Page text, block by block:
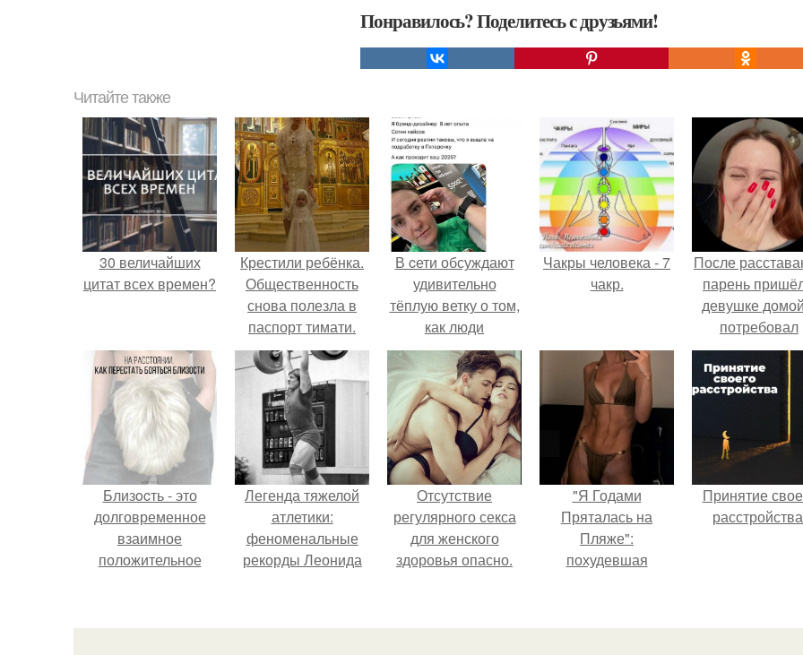
Понравилось? Поделитесь с друзьями!
Читайте также
30 величайших
цитат всех времен?
Крестили ребёнка.
Общественность
снова полезла в
паспорт тимати.
В cети обсуждают
удивительно
тёплую ветку о том,
как люди
адаптируются к
новым реалиям.
Чакры человека - 7
чакр.
После
парень
девушке
потребовал
вернуть всё,
когда-либо
дарил.
Близocть - это
долговременное
взаимное
положительное
взаимодействие.
Легенда тяжелой
атлетики:
феноменальные
рекорды Леонида
Отсутствие
регулярного секса
для женского
здоровья опасно.
"Я Годами
Пряталась на
Пляже":
похудевшая
откровенном
Принятие